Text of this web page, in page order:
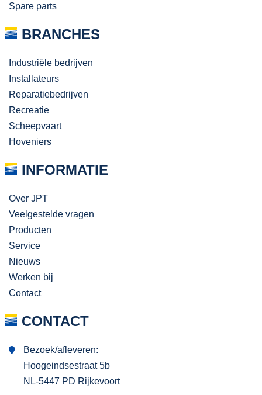
Spare parts
BRANCHES
Industriële bedrijven
Installateurs
Reparatiebedrijven
Recreatie
Scheepvaart
Hoveniers
INFORMATIE
Over JPT
Veelgestelde vragen
Producten
Service
Nieuws
Werken bij
Contact
CONTACT
Bezoek/afleveren:
Hoogeindsestraat 5b
NL-5447 PD Rijkevoort